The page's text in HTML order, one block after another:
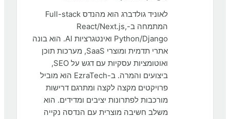
לאוניד גולדברג הוא מהנדס Full-stack
המתמחה ב-React/Next.js,
Python/Django ואינטגרציות AI. הוא בונה
אתרי תדמית ומוצרי SaaS, מערכות תוכן
ואוטומציות עסקיות עם דגש על SEO,
ביצועים והמרה. ב-EzraTech הוא מוביל
פרויקטים מקצה לקצה ומתרגם דרישות
מורכבות לפתרונות יציבים ומדידים. הוא
משלב חשיבה מוצרית עם הנדסה נקייה